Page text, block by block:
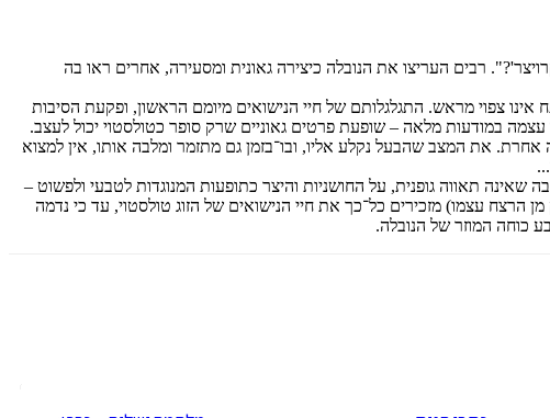
רבים העריצו את הנובלה כיצירה גאונית ומסעירה, אחרים ראו בה
צפוי מראש. התגלגלותם של חיי הנישואים מיומם הראשון, ופקעת הסיבות
במודעות מלאה – שופעת פרטים גאוניים שרק סופר כטולסטוי יכול לעצב.
את המצב שהבעל נקלע אליו, ובו־בזמן גם מתזמר ומלבה אותו, אין למצוא
תאווה גופנית, על החושניות והיצר כתופעות המנוגדות לטבעי ולפשוט –
הרצח עצמו) מזכירים כל־כך את חיי הנישואים של הזוג טולסטוי, עד כי נדמה
כוחה המוזר של הנובלה.